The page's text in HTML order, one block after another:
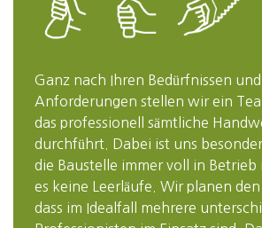
Ganz nach Ihren Bedürfnissen und
Anforderungen stellen wir ein
das professionell sämtliche
durchführt. Dabei ist uns
die Baustelle immer voll in Betrieb
es keine Leerläufe. Wir planen
dass im Idealfall mehrere